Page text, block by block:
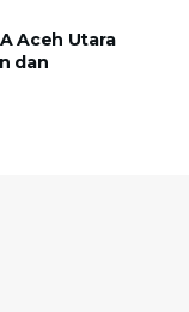
Aceh Utara
dan